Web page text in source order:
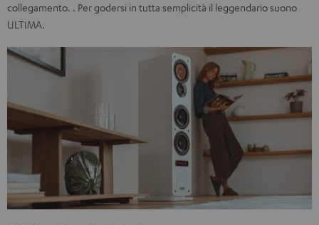
collegamento. . Per godersi in tutta semplicità il leggendario suono
ULTIMA.